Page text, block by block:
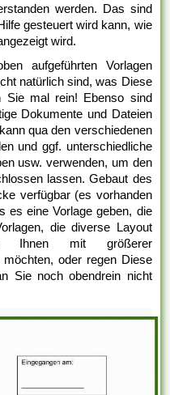
werden. Das sind
gesteuert wird kann, wie
wird.
aufgeführten Vorlagen
natürlich sind, was Diese
Sie mal rein! Ebenso sind
Dokumente und Dateien
qua den verschiedenen
und ggf. unterschiedliche
usw. verwenden, um den
lassen. Gebaut des
verfügbar (es vorhanden
es eine Vorlage geben, die
die diverse Layout
Ihnen mit größerer
oder regen Diese
Sie noch obendrein nicht